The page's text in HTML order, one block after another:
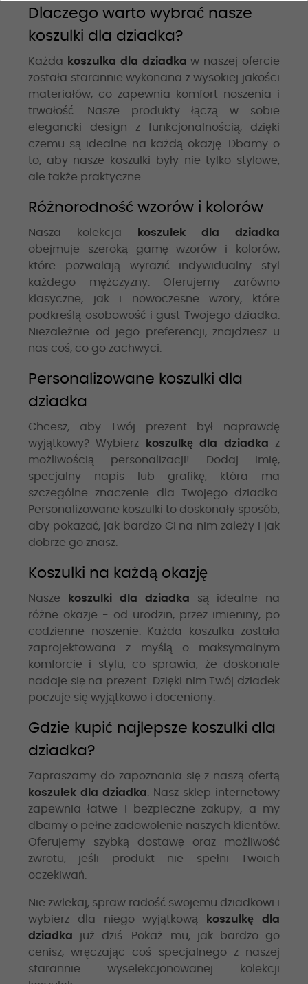
Dlaczego warto wybrać nasze
koszulki dla dziadka?
Każda koszulka dla dziadka w naszej ofercie
została starannie wykonana z wysokiej jakości
materiałów, co zapewnia komfort noszenia i
trwałość. Nasze produkty łączą w sobie
elegancki design z funkcjonalnością, dzięki
czemu są idealne na każdą okazję. Dbamy o
to, aby nasze koszulki były nie tylko stylowe,
ale także praktyczne.
Różnorodność wzorów i kolorów
Nasza kolekcja
koszulek dla dziadka
obejmuje szeroką gamę wzorów i kolorów,
które pozwalają wyrazić indywidualny styl
każdego mężczyzny. Oferujemy zarówno
klasyczne, jak i nowoczesne wzory, które
podkreślą osobowość i gust Twojego dziadka.
Niezależnie od jego preferencji, znajdziesz u
nas coś, co go zachwyci.
Personalizowane koszulki dla
dziadka
Chcesz, aby Twój prezent był naprawdę
wyjątkowy? Wybierz
koszulkę dla dziadka z
możliwością personalizacji! Dodaj imię,
specjalny napis lub grafikę, która ma
szczególne znaczenie dla Twojego dziadka.
Personalizowane koszulki to doskonały sposób,
aby pokazać, jak bardzo Ci na nim zależy i jak
dobrze go znasz.
Koszulki na każdą okazję
Nasze koszulki dla dziadka są idealne na
różne okazje - od urodzin, przez imieniny, po
codzienne noszenie. Każda koszulka została
zaprojektowana z myślą o maksymalnym
komforcie i stylu, co sprawia, że doskonale
nadaje się na prezent. Dzięki nim Twój dziadek
poczuje się wyjątkowo i doceniony.
Gdzie kupić najlepsze koszulki dla
dziadka?
Zapraszamy do zapoznania się z naszą ofertą
koszulek dla dziadka. Nasz sklep internetowy
zapewnia łatwe i bezpieczne zakupy, a my
dbamy o pełne zadowolenie naszych klientów.
Oferujemy szybką dostawę oraz możliwość
zwrotu, jeśli produkt nie spełni Twoich
oczekiwań.
Nie zwlekaj, spraw radość swojemu dziadkowi i
wybierz dla niego wyjątkową
koszulkę dla
dziadka już dziś. Pokaż mu, jak bardzo go
cenisz, wręczając coś specjalnego z naszej
starannie wyselekcjonowanej kolekcji